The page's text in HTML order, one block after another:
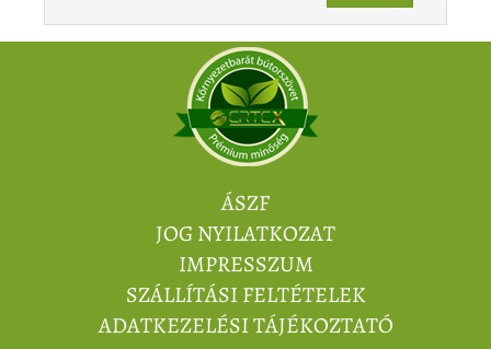
ÁSZF
JOG NYILATKOZAT
IMPRESSZUM
SZÁLLÍTÁSI FELTÉTELEK
ADATKEZELÉSI TÁJÉKOZTATÓ